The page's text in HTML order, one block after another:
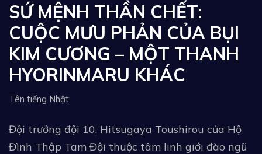
SỨ MỆNH THẦN CHẾT:
CUỘC MƯU PHẢN CỦA BỤI
KIM CƯƠNG – MỘT THANH
HYORINMARU KHÁC
Tên tiếng Nhật:
Đội trưởng đội 10, Hitsugaya Toushirou của Hộ
Đình Thập Tam Đội thuộc tâm linh giới đào ngũ